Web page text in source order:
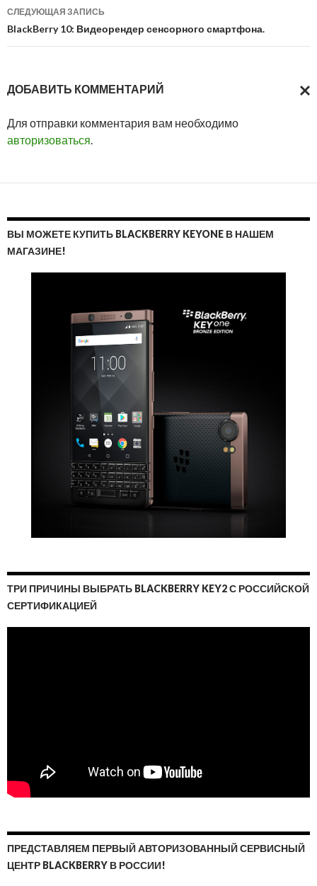
записям
СЛЕДУЮЩАЯ ЗАПИСЬ
BlackBerry 10: Видеорендер сенсорного смартфона.
ДОБАВИТЬ КОММЕНТАРИЙ
Для отправки комментария вам необходимо
авторизоваться.
ВЫ МОЖЕТЕ КУПИТЬ BLACKBERRY KEYONE В НАШЕМ
МАГАЗИНЕ!
ТРИ ПРИЧИНЫ ВЫБРАТЬ BLACKBERRY KEY2 С РОССИЙСКОЙ
СЕРТИФИКАЦИЕЙ
ПРЕДСТАВЛЯЕМ ПЕРВЫЙ АВТОРИЗОВАННЫЙ СЕРВИСНЫЙ
ЦЕНТР BLACKBERRY В РОССИИ!